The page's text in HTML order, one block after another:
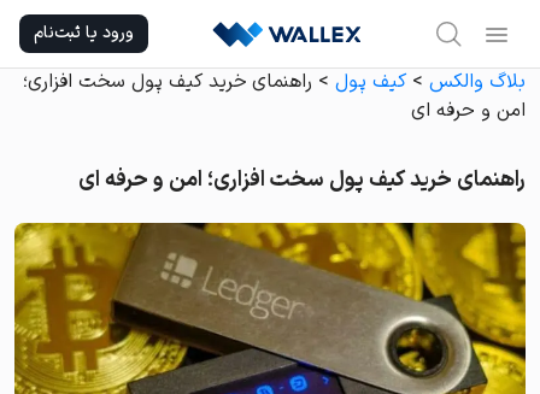
content
ورود یا ثبت‌نام
بلاگ والکس > کیف پول > راهنمای خرید کیف پول سخت افزاری؛
امن و حرفه ای
راهنمای خرید کیف پول سخت افزاری؛ امن و حرفه ای